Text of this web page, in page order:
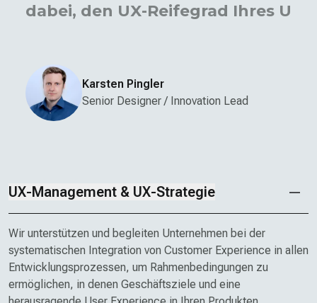
dabei, den UX-Reife­grad Ihres
Karsten Pingler
Senior Designer / Innovation Lead
UX-Management & UX-Strategie
Wir unterstützen und begleiten Unternehmen bei der
systematischen Integration von Customer Experience in allen
Entwicklungsprozessen, um Rahmenbedingungen zu
ermöglichen, in denen Geschäftsziele und eine